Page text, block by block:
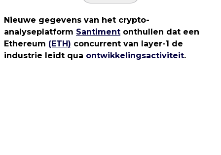
Nieuwe gegevens van het crypto-
analyseplatform Santiment onthullen dat een
Ethereum (ETH) concurrent van layer-1 de
industrie leidt qua ontwikkelingsactiviteit.